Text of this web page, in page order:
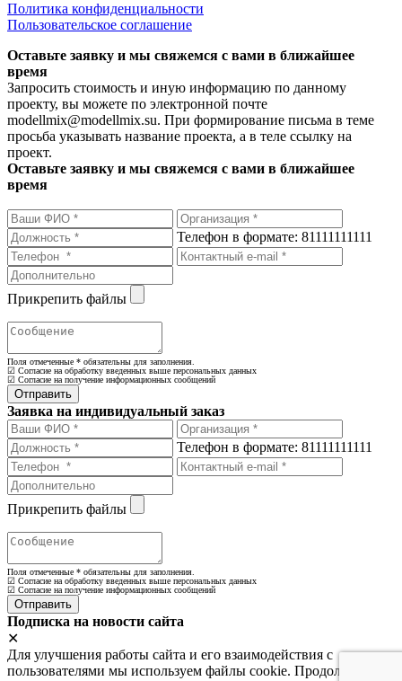
Политика конфиденциальности
Пользовательское соглашение
Оставьте заявку и мы свяжемся с вами в ближайшее
время
Запросить стоимость и иную информацию по данному
проекту, вы можете по электронной почте
modellmix@modellmix.su. При формирование письма в теме
просьба указывать название проекта, а в теле ссылку на
проект.
Оставьте заявку и мы свяжемся с вами в ближайшее
время
Телефон в формате: 81111111111
Прикрепить файлы
Поля отмеченные * обязательны для заполнения.
☑ Согласие на обработку введенных выше персональных данных
☑ Согласие на получение информационных сообщений
Заявка на индивидуальный заказ
Телефон в формате: 81111111111
Прикрепить файлы
Поля отмеченные * обязательны для заполнения.
☑ Согласие на обработку введенных выше персональных данных
☑ Согласие на получение информационных сообщений
Подписка на новости сайта
✕
Для улучшения работы сайта и его взаимодействия с
пользователями мы используем файлы cookie. Продолжая